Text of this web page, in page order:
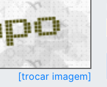
[trocar imagem]